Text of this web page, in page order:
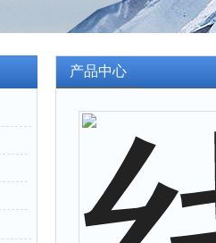
产品中心